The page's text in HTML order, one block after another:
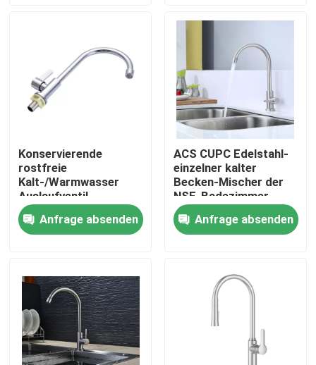
Produkte
Waschtischarmatur aus Edelstahl
Edelstahl-Bad-Hahn
Einhebelbecken-Mischer
Heißer und kalter Becken-Mischer
Konservierende
rostfreie
Kalt-/Warmwasser
Auslaufventil
keramische Spule für
Küchen-Badezimmer
Anfrage absenden
ACS CUPC Edelstahl-
einzelner kalter
Becken-Mischer der
NSF-Badezimmer-
Einhebelmischer-304
Anfrage absenden